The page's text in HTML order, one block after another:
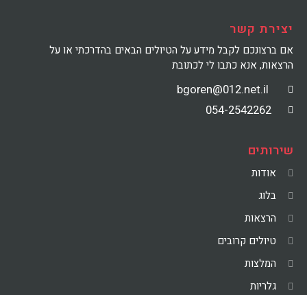
יצירת קשר
אם ברצונכם לקבל מידע על הטיולים הבאים בהדרכתי או על
הרצאות, אנא כתבו לי לכתובת
054-2542262
שירותים
אודות
בלוג
הרצאות
טיולים קרובים
המלצות
גלריות